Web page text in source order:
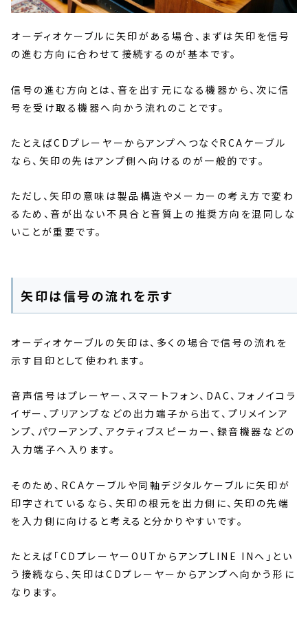
オーディオケーブルに矢印がある場合、まずは矢印を信号
の進む方向に合わせて接続するのが基本です。
信号の進む方向とは、音を出す元になる機器から、次に信
号を受け取る機器へ向かう流れのことです。
たとえばCDプレーヤーからアンプへつなぐRCAケーブル
なら、矢印の先はアンプ側へ向けるのが一般的です。
ただし、矢印の意味は製品構造やメーカーの考え方で変わ
るため、音が出ない不具合と音質上の推奨方向を混同しな
いことが重要です。
矢印は信号の流れを示す
オーディオケーブルの矢印は、多くの場合で信号の流れを
示す目印として使われます。
音声信号はプレーヤー、スマートフォン、DAC、フォノイコラ
イザー、プリアンプなどの出力端子から出て、プリメインア
ンプ、パワーアンプ、アクティブスピーカー、録音機器などの
入力端子へ入ります。
そのため、RCAケーブルや同軸デジタルケーブルに矢印が
印字されているなら、矢印の根元を出力側に、矢印の先端
を入力側に向けると考えると分かりやすいです。
たとえば「CDプレーヤーOUTからアンプLINE INへ」とい
う接続なら、矢印はCDプレーヤーからアンプへ向かう形に
なります。